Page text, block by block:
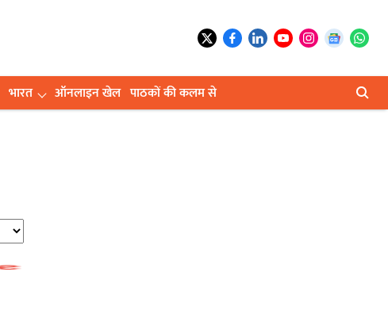
भारत ऑनलाइन खेल पाठकों की कलम से